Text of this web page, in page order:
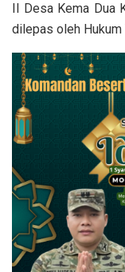
II Desa Kema Dua
dilepas oleh Hukum